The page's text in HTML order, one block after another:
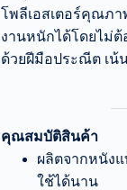
โพลีเอสเตอร์คุณภ
งานหนักได้โดยไม่ต้
ด้วยฝีมือประณีต เน้
คุณสมบัติสินค้า
ผลิตจากหนัง
ใช้ได้นาน